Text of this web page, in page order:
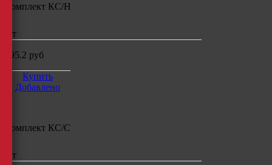
Комплект КС/Н
шт
295.2 руб
Купить
Добавлено
Комплект КС/С
шт